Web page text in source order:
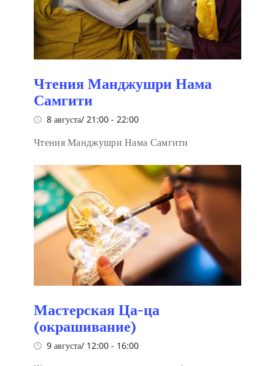
Чтения Манджушри Нама
Самгити
8 августа/ 21:00 - 22:00
Чтения Манджушри Нама Самгити
Мастерская Ца-ца
(окрашивание)
9 августа/ 12:00 - 16:00